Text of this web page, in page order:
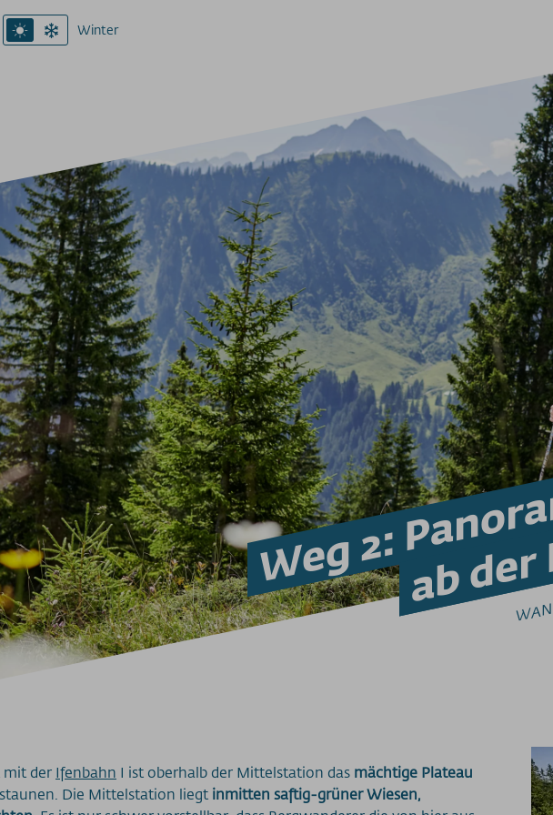
Winter
Weg 2:ab
mit der Ifenbahn I ist oberhalb der Mittelstation das mächtige Plateau
Die Mittelstation liegt inmitten saftig-grüner Wiesen,